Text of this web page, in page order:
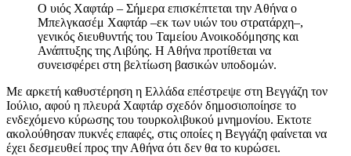
Ο υιός Χαφτάρ – Σήμερα επισκέπτεται την Αθήνα ο
Μπελγκασέμ Χαφτάρ –εκ των υιών του στρατάρχη–,
γενικός διευθυντής του Ταμείου Ανοικοδόμησης και
Ανάπτυξης της Λιβύης. Η Αθήνα προτίθεται να
συνεισφέρει στη βελτίωση βασικών υποδομών.
Με αρκετή καθυστέρηση η Ελλάδα επέστρεψε στη Βεγγάζη τον
Ιούλιο, αφού η πλευρά Χαφτάρ σχεδόν δημοσιοποίησε το
ενδεχόμενο κύρωσης του τουρκολιβυκού μνημονίου. Εκτοτε
ακολούθησαν πυκνές επαφές, στις οποίες η Βεγγάζη φαίνεται να
έχει δεσμευθεί προς την Αθήνα ότι δεν θα το κυρώσει.